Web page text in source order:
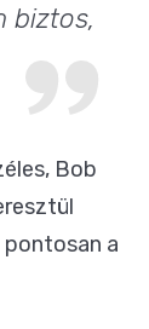
biztos,
Bob
a